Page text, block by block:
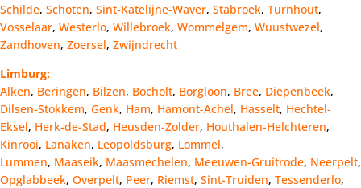
Schilde, Schoten, Sint-Katelijne-Waver, Stabroek, Turnhout,
Vosselaar, Westerlo, Willebroek, Wommelgem, Wuustwezel,
Zandhoven, Zoersel, Zwijndrecht
Limburg:
Alken, Beringen, Bilzen, Bocholt, Borgloon, Bree, Diepenbeek,
Dilsen-Stokkem, Genk, Ham, Hamont-Achel, Hasselt, Hechtel-
Eksel, Herk-de-Stad, Heusden-Zolder, Houthalen-Helchteren,
Kinrooi, Lanaken, Leopoldsburg, Lommel,
Lummen, Maaseik, Maasmechelen, Meeuwen-Gruitrode, Neerpelt,
Opglabbeek, Overpelt, Peer, Riemst, Sint-Truiden, Tessenderlo,